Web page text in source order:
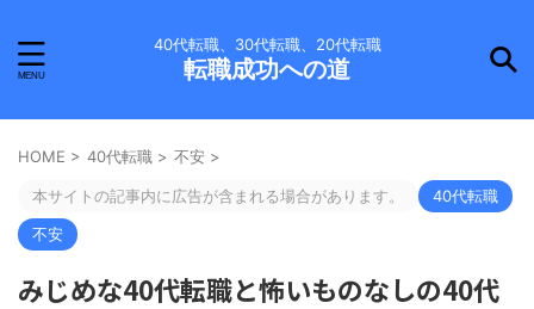
40代転職、30代転職、20代転職
転職成功への道
HOME > 40代転職 > 不安 >
本サイトの記事内に広告が含まれる場合があります。
40代転職
不安
みじめな40代転職と怖いものなしの40代